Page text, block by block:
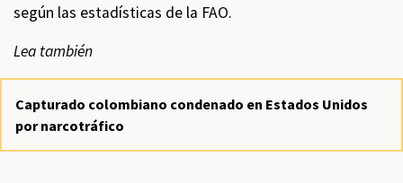
según las estadísticas de la FAO.
Lea también
Capturado colombiano condenado en Estados Unidos
por narcotráfico